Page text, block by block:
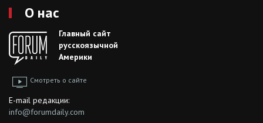
О нас
Главный сайт
русскоязычной
Америки
Смотреть о сайте
E-mail редакции:
info@forumdaily.com